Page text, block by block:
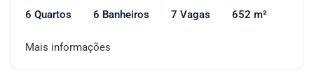
6 Quartos 6 Banheiros 7 Vagas 652 m²
Mais informações